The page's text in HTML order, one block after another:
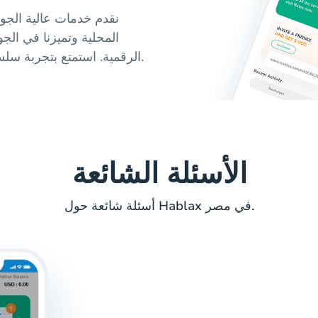
نقدم خدمات عالية
المحلية وتميزنا في
الرقمية. استمتع بتجربة سلسة وأمنة، مع خيارات متعددة تناسب احتياجاتك.
الأسئلة الشائعة
أسئلة شائعة حول Hablax في مصر.